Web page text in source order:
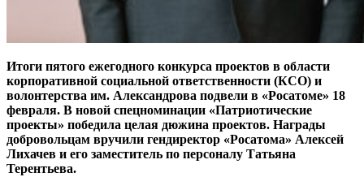
Итоги пятого ежегодного конкурса проектов в области
корпоративной социальной ответственности (КСО) и
волонтерства им. Александрова подвели в «Росатоме» 18
февраля. В новой спецноминации «Патриотические
проекты» победила целая дюжина проектов. Награды
добровольцам вручили гендиректор «Росатома» Алексей
Лихачев и его заместитель по персоналу Татьяна
Терентьева.